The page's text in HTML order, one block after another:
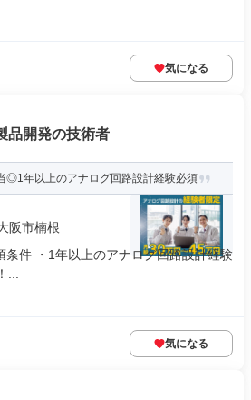
気になる
品開発の技術者
◎1年以上のアナログ回路設計経験必須
阪市楠根
条件 ・1年以上のアナログ回路設計経験
気になる